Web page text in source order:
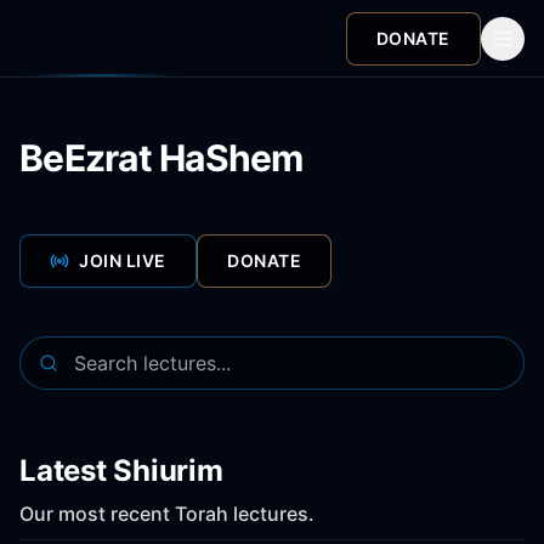
DONATE
BeEzrat HaShem
JOIN LIVE DONATE
Latest Shiurim
Our most recent Torah lectures.